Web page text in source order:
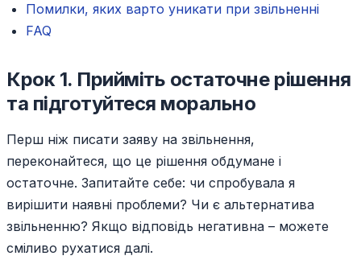
Помилки, яких варто уникати при звільненні
FAQ
Крок 1. Прийміть остаточне рішення
та підготуйтеся морально
Перш ніж писати заяву на звільнення,
переконайтеся, що це рішення обдумане і
остаточне. Запитайте себе: чи спробувала я
вирішити наявні проблеми? Чи є альтернатива
звільненню? Якщо відповідь негативна – можете
сміливо рухатися далі.